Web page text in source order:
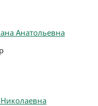
Анатольевна